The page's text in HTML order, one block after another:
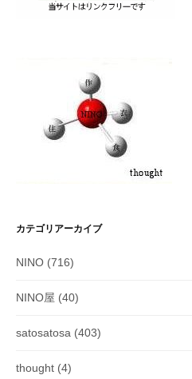
カテゴリアーカイブ
NINO (716)
NINO屋 (40)
satosatosa (403)
thought (4)